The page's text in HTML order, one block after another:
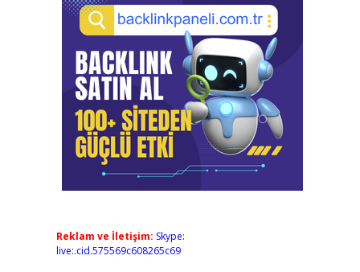
Reklam ve İletişim: Skype:
live:.cid.575569c608265c69